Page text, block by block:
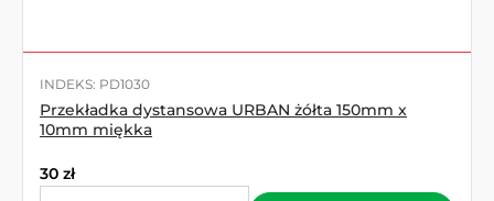
INDEKS: PD1030
Przekładka dystansowa URBAN żółta 150mm x
10mm miękka
30 zł